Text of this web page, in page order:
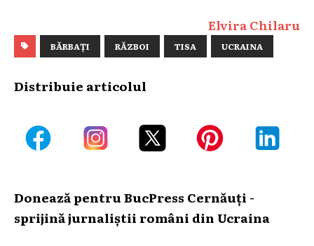
Elvira Chilaru
BĂRBAȚI RĂZBOI TISA UCRAINA
Distribuie articolul
Donează pentru BucPress Cernăuți -
sprijină jurnaliștii români din Ucraina